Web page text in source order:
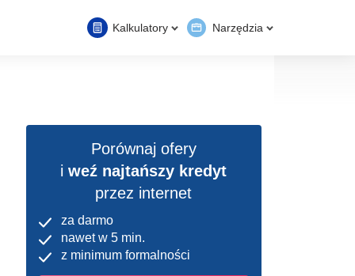
Kalkulatory Narzędzia
Porównaj ofery
iweź najtańszy kredyt
przez internet
za darmo
nawet w 5 min.
z minimum formalności